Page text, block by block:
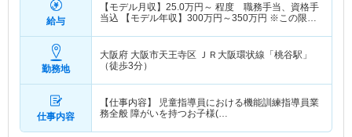
給与
【モデル月収】 25.0万円～ 程度 職務手当、資格手
当込 【モデル年収】 300万円～350万円 ※この限り
勤務地
大阪府 大阪市天王寺区 ＪＲ大阪環状線「桃谷駅」
（徒歩3分）
仕事内容
【仕事内容】 児童指導員における機能訓練指導員業
務全般 障がいを持つお子様(…